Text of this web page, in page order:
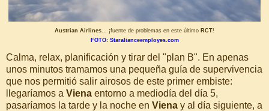
Austrian Airlines ... ¡fuente de problemas en este último RCT!
FOTO: Staralianceemployes.com
Calma, relax, planificación y tirar del "plan B". En apenas
unos minutos tramamos una pequeña guía de supervivencia
que nos permitió salir airosos de este primer embiste:
llegaríamos a Viena entorno a mediodía del día 5,
pasaríamos la tarde y la noche en Viena y al día siguiente, a